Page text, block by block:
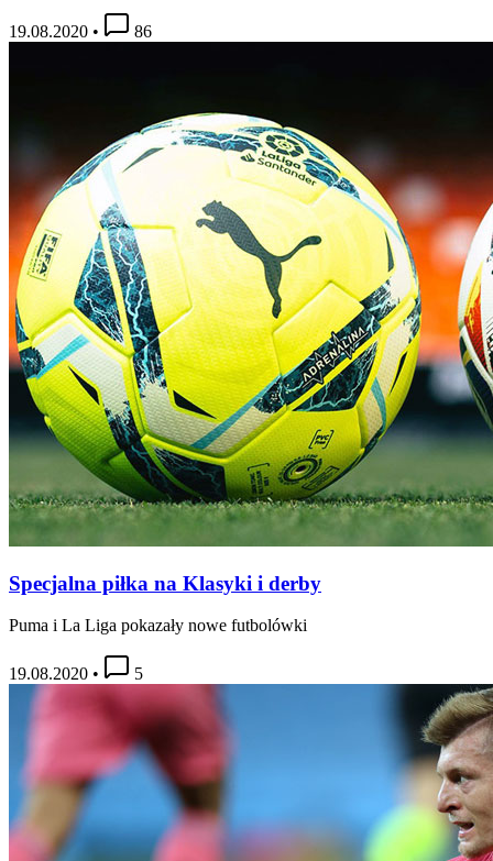
19.08.2020 • 86
Specjalna piłka na Klasyki i derby
Puma i La Liga pokazały nowe futbolówki
19.08.2020 • 5